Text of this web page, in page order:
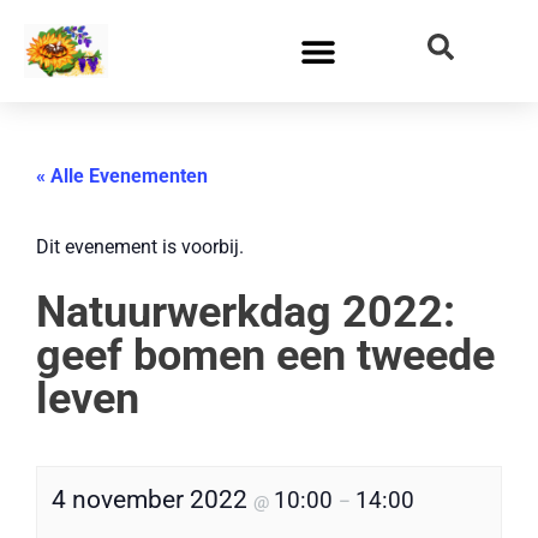
« Alle Evenementen
Dit evenement is voorbij.
Natuurwerkdag 2022:
geef bomen een tweede
leven
4 november 2022 @ 10:00 – 14:00